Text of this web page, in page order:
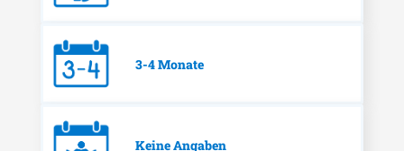
3-4 Monate
Keine Angaben